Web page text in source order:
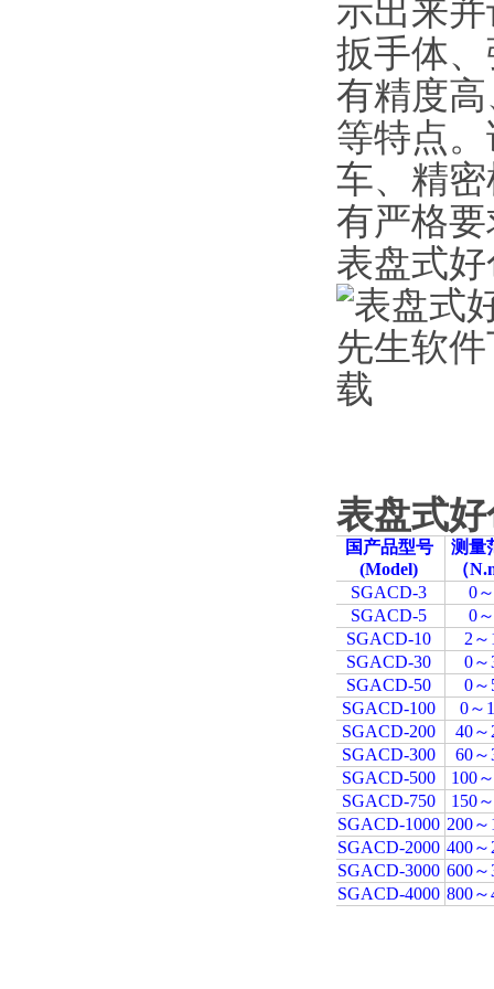
示出来并
扳手体
有精度高
等特点
车、
有严格要
表盘式
表盘式
国产品型号
(Model)
测量
（
SGACD-3
0
SGACD-5
0
SGACD-10
2～
SGACD-30
0～
SGACD-50
0～
SGACD-100
0～
SGACD-200
40～
SGACD-300
60～
SGACD-500
100
SGACD-750
150
SGACD-1000 200～
SGACD-2000 400～
SGACD-3000 600～
SGACD-4000 800～